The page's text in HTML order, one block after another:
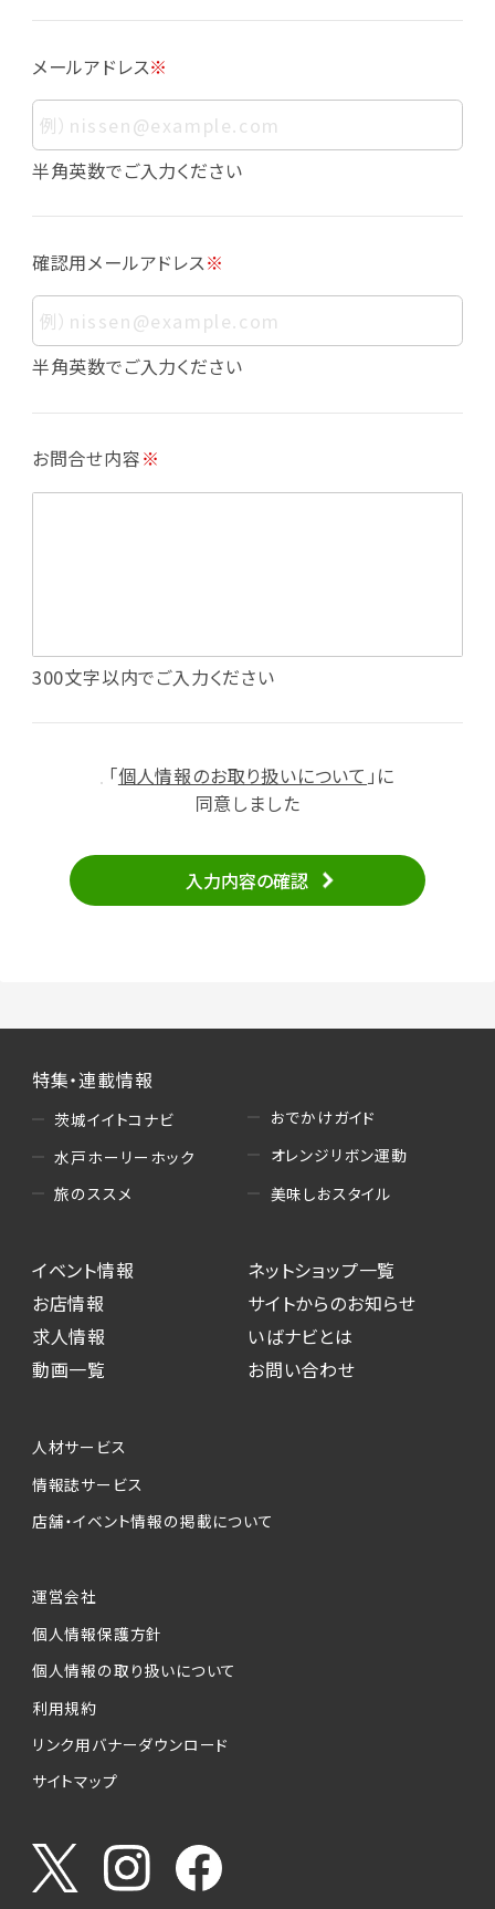
す。また、その情報のみでは識別できない場合で
も、他の情報と容易に照合することで、結果的に
お客様個人を識別できるものも個人情報に含ま
れます。
個人情報の利用目的について
下の通りであり、これらの目的達成の範囲を超
えてお客様の個人情報を利用することはありま
せん。
・会員登録者の個人認証
・会員ポイントプログラムの運営
・メールマガジンの配信
・本サービスに関する規約等の変更の通知
・投稿したクチコミ情報、写真の本サービスへの
・メールマガジン、お知らせ、広告等の配信
（2）ユーザーからのお問い合わせへの対応
せの内容確認、返答
・当サービスの品質改善
・読者プレゼント、アンケート等、当サービスが実
施するキャンペーンの抽選、当選者への連絡及
び発送 ・ユーザーの趣向や属性情報等の分析
（5）広告主への問い合わせ・応募等への対応
・本サービスを通じて求人広告に応募した際の
選考に関する連絡
・本サービスを通じて店舗への来店予約を登録
した際の内容確認、返答
本サービスが収集する個人情報は、ご本人の意
ービスの実施にあたりそれぞれ必要となる項目
を入力いただかない場合は、各々のサービスを
個人情報の第三者への提供について
当社は、以下の提供先に対して個人情報を提供
します。
(1)お客様が求人応募フォームより個人情報を
送信した事業主（広告主）への提供
お客様が求職活動・応募等を行った企業による
うやりとり・情報提供（採否・合否の検討を含み
ます）
メールアドレス※
半角英数でご入力ください
確認用メールアドレス※
半角英数でご入力ください
お問合せ内容※
300文字以内でご入力ください
「個人情報のお取り扱いについて 」に
同意しました
入力内容の確認
特集・連載情報
茨城イイトコナビ
水戸ホーリーホック
旅のススメ
おでかけガイド
オレンジリボン運動
美味しおスタイル
イベント情報
お店情報
求人情報
動画一覧
ネットショップ一覧
サイトからのお知らせ
いばナビとは
お問い合わせ
人材サービス
情報誌サービス
店舗・イベント情報の掲載について
運営会社
個人情報保護方針
個人情報の取り扱いについて
利用規約
リンク用バナーダウンロード
サイトマップ